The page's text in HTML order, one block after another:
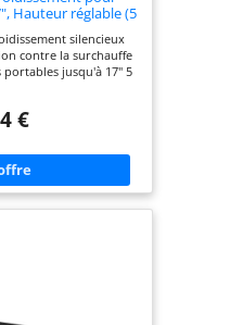
Hauteur réglable (5
Port USB - AC8110
silencieux
contre la surchauffe
jusqu'à 17" 5
et 2 ports USB
le ventilateur
€